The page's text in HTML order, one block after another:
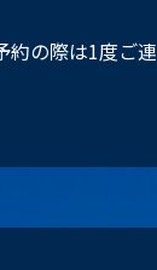
約の際は1度ご連